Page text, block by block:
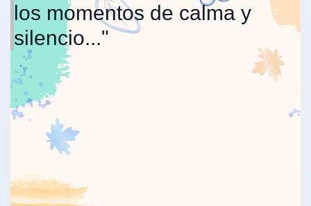
los momentos de calma y
silencio..."